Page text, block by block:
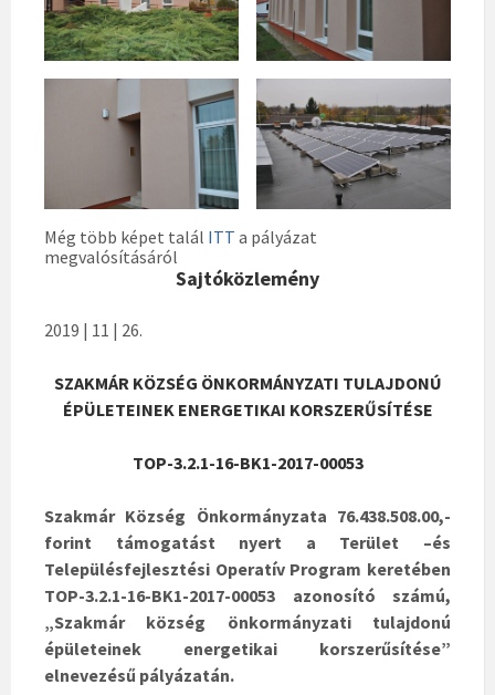
Még több képet talál ITT a pályázat
megvalósításáról
Sajtóközlemény
2019 | 11 | 26.
SZAKMÁR KÖZSÉG ÖNKORMÁNYZATI TULAJDONÚ
ÉPÜLETEINEK ENERGETIKAI KORSZERŰSÍTÉSE
TOP-3.2.1-16-BK1-2017-00053
Szakmár Község Önkormányzata 76.438.508.00,-
forint támogatást nyert a Terület –és
Településfejlesztési Operatív Program keretében
TOP-3.2.1-16-BK1-2017-00053 azonosító számú,
„Szakmár község önkormányzati tulajdonú
épületeinek energetikai korszerűsítése”
elnevezésű pályázatán.